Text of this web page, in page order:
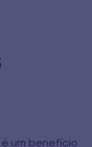
um benefício